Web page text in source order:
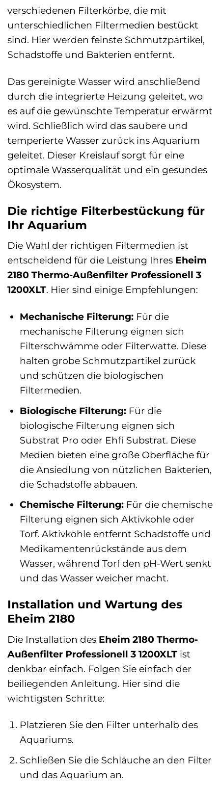
verschiedenen Filterkörbe, die mit
unterschiedlichen Filtermedien bestückt
sind. Hier werden feinste Schmutzpartikel,
Schadstoffe und Bakterien entfernt.
Das gereinigte Wasser wird anschließend
durch die integrierte Heizung geleitet, wo
es auf die gewünschte Temperatur erwärmt
wird. Schließlich wird das saubere und
temperierte Wasser zurück ins Aquarium
geleitet. Dieser Kreislauf sorgt für eine
optimale Wasserqualität und ein gesundes
Ökosystem.
Die richtige Filterbestückung für
Ihr Aquarium
Die Wahl der richtigen Filtermedien ist
entscheidend für die Leistung Ihres Eheim
2180 Thermo-Außenfilter Professionell 3
1200XLT. Hier sind einige Empfehlungen:
Mechanische Filterung:Für die
mechanische Filterung eignen sich
Filterschwämme oder Filterwatte. Diese
halten grobe Schmutzpartikel zurück
und schützen die biologischen
Filtermedien.
Biologische Filterung:Für die
biologische Filterung eignen sich
Substrat Pro oder Ehfi Substrat. Diese
Medien bieten eine große Oberfläche für
die Ansiedlung von nützlichen Bakterien,
die Schadstoffe abbauen.
Chemische Filterung:Für die chemische
Filterung eignen sich Aktivkohle oder
Torf. Aktivkohle entfernt Schadstoffe und
Medikamentenrückstände aus dem
Wasser, während Torf den pH-Wert senkt
und das Wasser weicher macht.
Installation und Wartung des
Eheim 2180
Die Installation des Eheim 2180 Thermo-
Außenfilter Professionell 3 1200XLT ist
denkbar einfach. Folgen Sie einfach der
beiliegenden Anleitung. Hier sind die
wichtigsten Schritte:
Platzieren Sie den Filter unterhalb des
Aquariums.
Schließen Sie die Schläuche an den Filter
und das Aquarium an.